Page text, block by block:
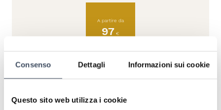
Consenso Dettagli Informazioni sui cookie
Questo sito web utilizza i cookie
A partire da
97 €
Contattaci ora